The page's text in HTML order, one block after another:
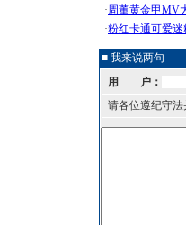
■ 我来说两句
用 户：
请各位遵纪守法